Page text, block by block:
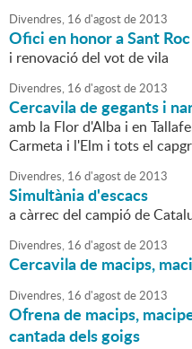
Divendres, 16 d'agostde2013
Ofici en honor a Sant Roc
i renovació del vot de vila
Divendres, 16 d'agostde2013
Cercavila de gegants i
amb la Flor d'Alba i en
Carmeta i l'Elm i tots el
Divendres, 16 d'agostde2013
Simultània d'escacs
a càrrec del campió de
Divendres, 16 d'agostde2013
Cercavila de macips,
Divendres, 16 d'agostde2013
Ofrena de macips,
cantada dels goigs